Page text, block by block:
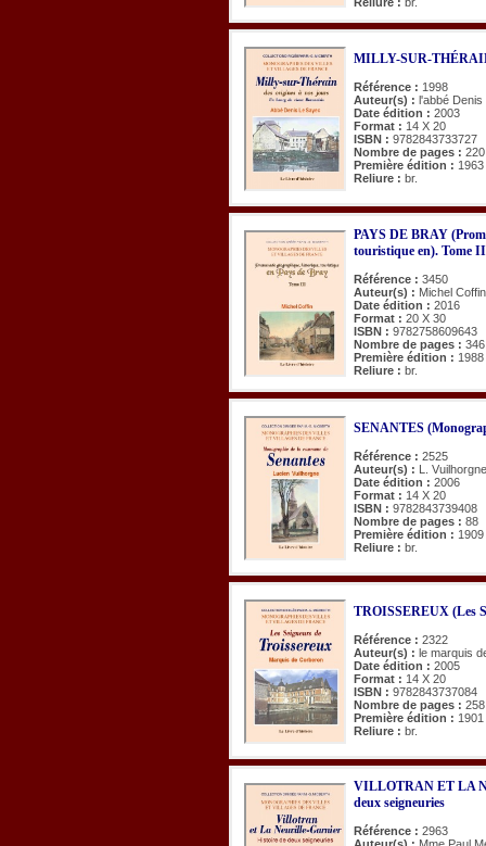
MILLY-SUR-
Référence : 1998
Auteur(s) : l'abbé
Date édition : 2003
Format : 14 X 20
ISBN : 9782843733727
Nombre de pages : 220
Première édition : 1963
Reliure : br.
PAYS DE BRAY
touristique en). Tome
Référence : 3450
Auteur(s) : Michel Coffin
Date édition : 2016
Format : 20 X 30
ISBN : 9782758609643
Nombre de pages : 346
Première édition : 1988
Reliure : br.
SENANTES
Référence : 2525
Auteur(s) : L. Vuilhorgne
Date édition : 2006
Format : 14 X 20
ISBN : 9782843739408
Nombre de pages : 88
Première édition : 1909
Reliure : br.
TROISSEREUX (Les
Référence : 2322
Auteur(s) : le marquis
Date édition : 2005
Format : 14 X 20
ISBN : 9782843737084
Nombre de pages : 258
Première édition : 1901
Reliure : br.
VILLOTRAN ET LA
deux seigneuries
Référence : 2963